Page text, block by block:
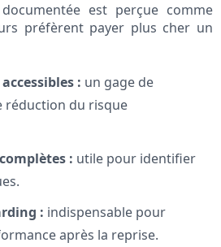
est perçue comme
préfèrent payer plus cher un
: un gage de
réduction du risque
: utile pour identifier
: indispensable pour
après la reprise.